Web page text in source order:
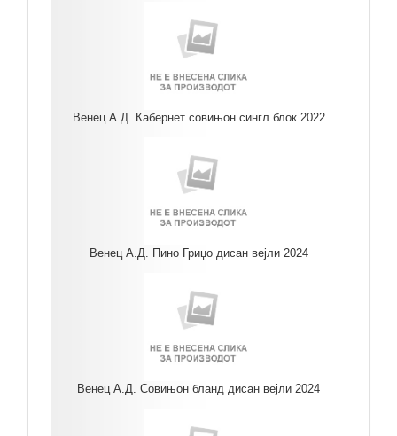
Венец А.Д. Кабернет совињон сингл блок 2022
Венец А.Д. Пино Гриџо дисан вејли 2024
Венец А.Д. Совињон бланд дисан вејли 2024